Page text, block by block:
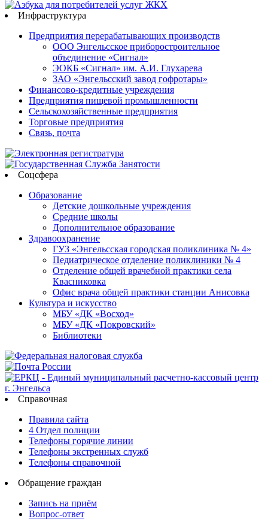
Инфраструктура
Предприятия перерабатывающих производств
ООО Энгельсское приборостроительное
объединение «Сигнал»
ЭОКБ «Сигнал» им. А.И. Глухарева
ЗАО «Энгельсский завод гофротары»
Финансово-кредитные учреждения
Предприятия пищевой промышленности
Сельскохозяйственные предприятия
Торговые предприятия
Связь, почта
Соцсфера
Образование
Детские дошкольные учреждения
Средние школы
Дополнительное образование
Здравоохранение
ГУЗ «Энгельсская городская поликлиника № 4»
Педиатрическое отделение поликлиники № 4
Отделение общей врачебной практики села
Квасниковка
Офис врача общей практики станции Анисовка
Культура и искусство
МБУ «ДК «Восход»
МБУ «ДК «Покровский»
Библиотеки
Справочная
Правила сайта
4 Отдел полиции
Телефоны горячие линии
Телефоны экстренных служб
Телефоны справочной
Обращение граждан
Запись на приём
Вопрос-ответ